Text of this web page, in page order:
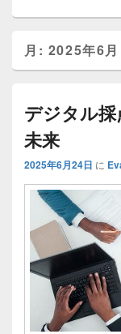
月: 2025年6月
デジタル
未来
2025年6月24日 に